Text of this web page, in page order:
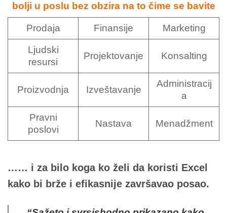
bolji u poslu bez obzira na to čime se bavite
Prodaja Finansije Marketing
Ljudski
resursi
Projektovanje Konsalting
Proizvodnja Izveštavanje
Administracij
a
Pravni
poslovi
Nastava Menadžment
…… i za bilo koga ko želi da koristi Excel
kako bi brže i efikasnije završavao posao.